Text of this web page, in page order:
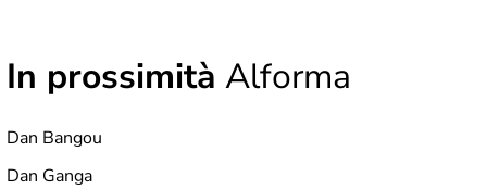
In prossimità Alforma
Dan Bangou
Dan Ganga